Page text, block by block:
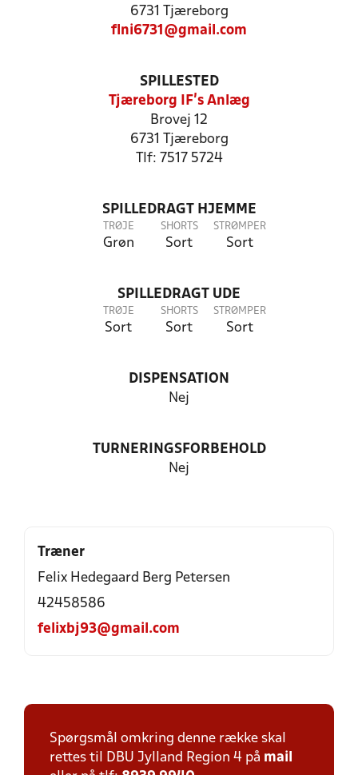
6731 Tjæreborg
flni6731@gmail.com
SPILLESTED
Tjæreborg IF's Anlæg
Brovej 12
6731 Tjæreborg
Tlf: 7517 5724
SPILLEDRAGT HJEMME
TRØJE
Grøn
SHORTS
Sort
STRØMPER
Sort
SPILLEDRAGT UDE
TRØJE
Sort
SHORTS
Sort
STRØMPER
Sort
DISPENSATION
Nej
TURNERINGSFORBEHOLD
Nej
Træner
Felix Hedegaard Berg Petersen
42458586
felixbj93@gmail.com
Spørgsmål omkring denne række skal
rettes til DBU Jylland Region 4 på mail